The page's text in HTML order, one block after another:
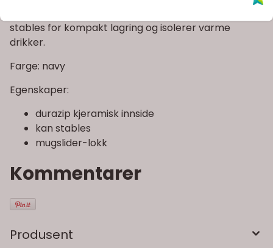
stables for kompakt lagring og isolerer varme
drikker.
Farge: navy
Egenskaper:
durazip kjeramisk innside
kan stables
mugslider-lokk
Kommentarer
Produsent